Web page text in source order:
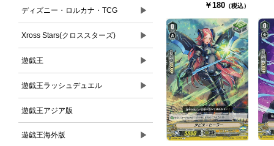
ディズニー・ロルカナ・TCG ▶
Xross Stars(クロススターズ) ▶
遊戯王 ▶
遊戯王ラッシュデュエル ▶
遊戯王アジア版
遊戯王海外版 ▶
￥180 （税込）